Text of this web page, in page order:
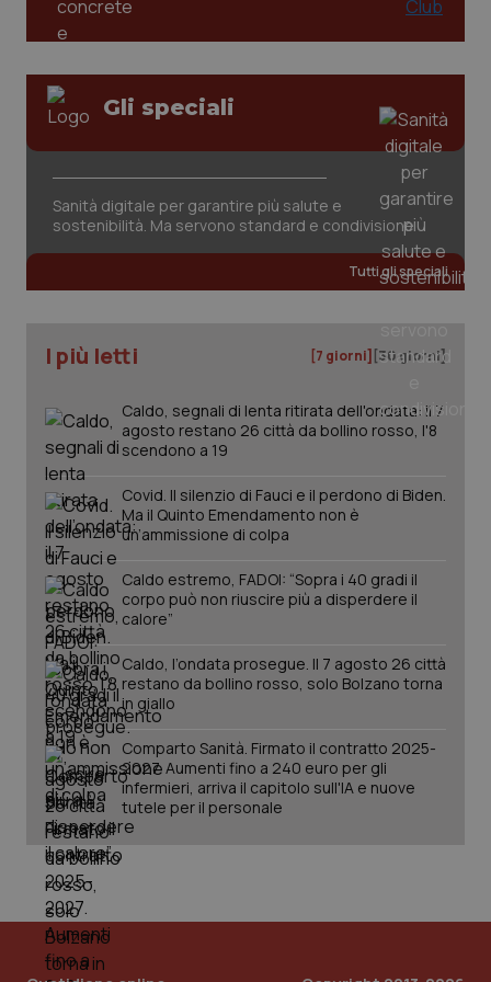
Gli speciali
Sanità digitale per garantire più salute e
sostenibilità. Ma servono standard e condivisione
Tutti gli speciali
I più letti [7 giorni] [30 giorni]
Caldo, segnali di lenta ritirata dell'ondata: il 7
agosto restano 26 città da bollino rosso, l'8
scendono a 19
Covid. Il silenzio di Fauci e il perdono di Biden.
Ma il Quinto Emendamento non è
un’ammissione di colpa
Caldo estremo, FADOI: “Sopra i 40 gradi il
corpo può non riuscire più a disperdere il
calore”
Caldo, l’ondata prosegue. Il 7 agosto 26 città
restano da bollino rosso, solo Bolzano torna
in giallo
Comparto Sanità. Firmato il contratto 2025-
2027. Aumenti fino a 240 euro per gli
infermieri, arriva il capitolo sull'IA e nuove
tutele per il personale
www.quotidianosanita.it
tracking-sites-ironfish-
tracking-enable
tracking-sites-ironfish-
session-id
_ga
Google LLC